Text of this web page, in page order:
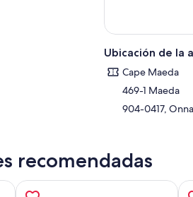
Ubicación de la
Cape Maeda
469-1 Maeda
904-0417,
recomendadas